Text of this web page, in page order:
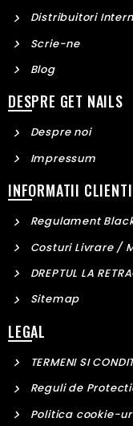
Distribuitori
Scrie-ne
Blog
DESPRE GET NAILS
Despre noi
Impressum
INFORMATII CLIENTI
Regulament
Costuri Livrare /
DREPTUL LA
Sitemap
LEGAL
TERMENI SI
Reguli de
Politica cookie-